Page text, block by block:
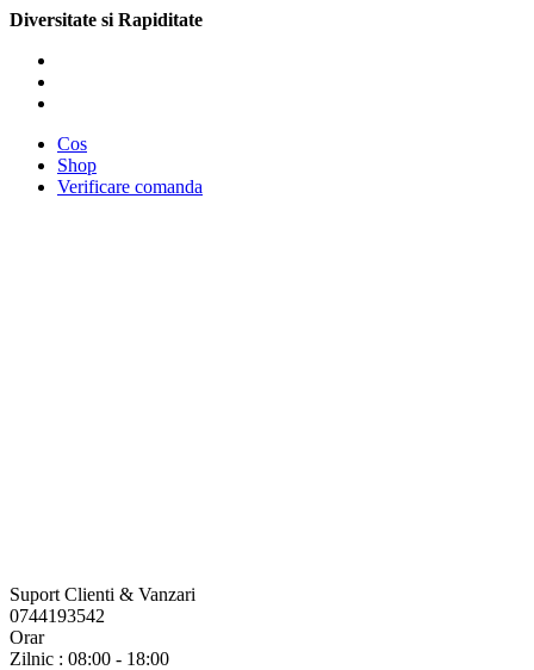
Diversitate si Rapiditate
Cos
Shop
Verificare comanda
Suport Clienti & Vanzari
0744193542
Orar
Zilnic : 08:00 - 18:00